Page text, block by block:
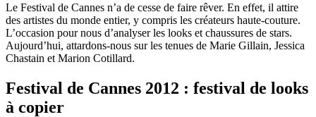
Le Festival de Cannes n’a de cesse de faire rêver. En effet, il attire
des artistes du monde entier, y compris les créateurs haute-couture.
L’occasion pour nous d’analyser les looks et chaussures de stars.
Aujourd’hui, attardons-nous sur les tenues de Marie Gillain, Jessica
Chastain et Marion Cotillard.
Festival de Cannes 2012 : festival de looks
à copier